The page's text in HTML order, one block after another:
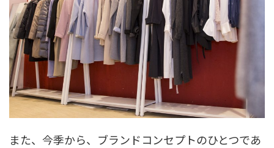
また、今季から、ブランドコンセプトのひとつであ